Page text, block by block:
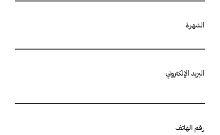
الشهرة
البريد الإلكتروني
رقم الهاتف